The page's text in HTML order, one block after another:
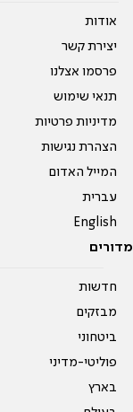
אודות
יצירת קשר
פרסמו אצלנו
תנאי שימוש
מדיניות פרטיות
הצהרת נגישות
המייל האדום
עברית
English
מדורים
חדשות
מבזקים
ביטחוני
פוליטי-מדיני
בארץ